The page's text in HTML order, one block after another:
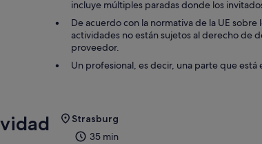
incluye múltiples paradas donde los
De acuerdo con la normativa de la UE
actividades no están sujetos al derecho de
proveedor.
Un profesional, es decir, una parte que
Strasburg
35 min